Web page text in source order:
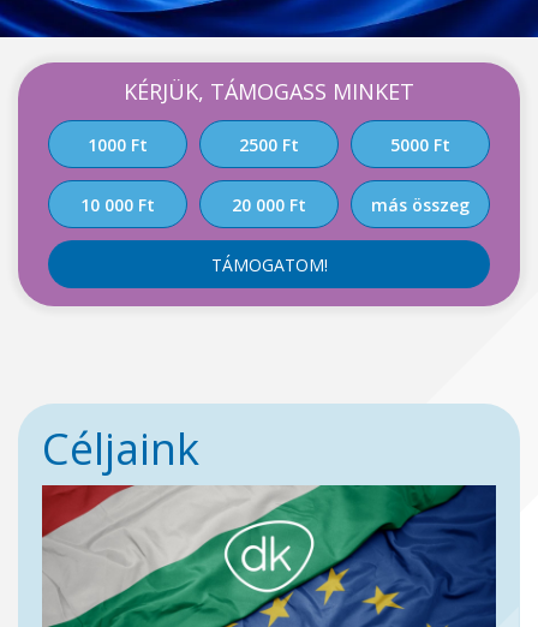
KÉRJÜK, TÁMOGASS MINKET
1000 Ft 2500 Ft 5000 Ft
10 000 Ft 20 000 Ft más összeg
TÁMOGATOM!
Céljaink